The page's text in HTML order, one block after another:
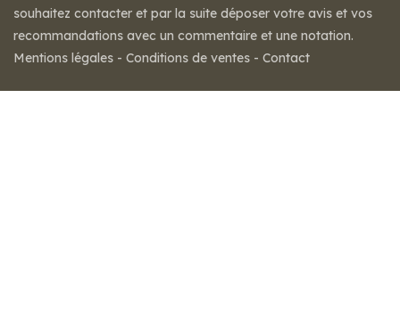
souhaitez contacter et par la suite déposer votre avis et vos
recommandations avec un commentaire et une notation.
Mentions légales - Conditions de ventes - Contact